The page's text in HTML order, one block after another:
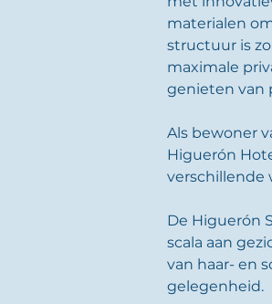
materialen
structuur is
maximale
genieten van
Als bewoner
Higuerón
verschillende
De Higuerón
scala aan
van haar- en
gelegenheid.